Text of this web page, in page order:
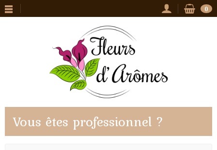
0
Vous êtes professionnel ?